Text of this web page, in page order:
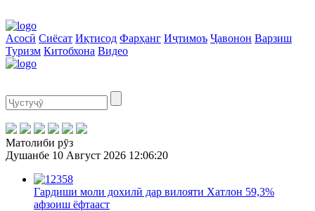
Асосӣ Сиёсат Иқтисод Фарҳанг Иҷтимоъ Ҷавонон Варзиш
Туризм Китобхона Видео
Матолиби рӯз
Душанбе 10 Август 2026 12:06:20
Гардиши моли дохилӣ дар вилояти Хатлон 59,3%
афзоиш ёфтааст